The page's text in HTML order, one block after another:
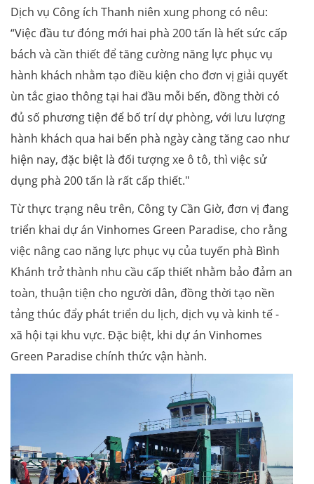
Dịch vụ Công ích Thanh niên xung phong có nêu:
“Việc đầu tư đóng mới hai phà 200 tấn là hết sức cấp
bách và cần thiết để tăng cường năng lực phục vụ
hành khách nhằm tạo điều kiện cho đơn vị giải quyết
ùn tắc giao thông tại hai đầu mỗi bến, đồng thời có
đủ số phương tiện để bố trí dự phòng, với lưu lượng
hành khách qua hai bến phà ngày càng tăng cao như
hiện nay, đặc biệt là đối tượng xe ô tô, thì việc sử
dụng phà 200 tấn là rất cấp thiết."
Từ thực trạng nêu trên, Công ty Cần Giờ, đơn vị đang
triển khai dự án Vinhomes Green Paradise, cho rằng
việc nâng cao năng lực phục vụ của tuyến phà Bình
Khánh trở thành nhu cầu cấp thiết nhằm bảo đảm an
toàn, thuận tiện cho người dân, đồng thời tạo nền
tảng thúc đẩy phát triển du lịch, dịch vụ và kinh tế -
xã hội tại khu vực. Đặc biệt, khi dự án Vinhomes
Green Paradise chính thức vận hành.